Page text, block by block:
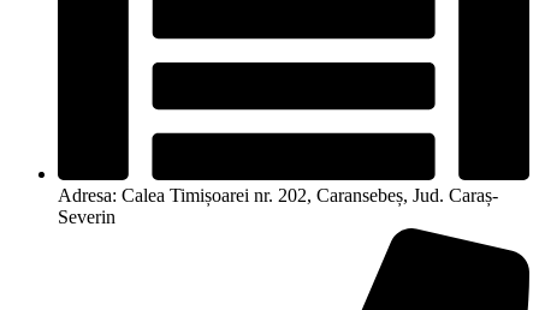
Adresa: Calea Timișoarei nr. 202, Caransebeș, Jud. Caraș-
Severin